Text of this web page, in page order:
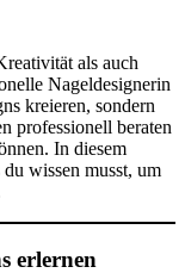
als auch
Nageldesignerin
kreieren, sondern
professionell beraten
In diesem
wissen musst, um
erlernen